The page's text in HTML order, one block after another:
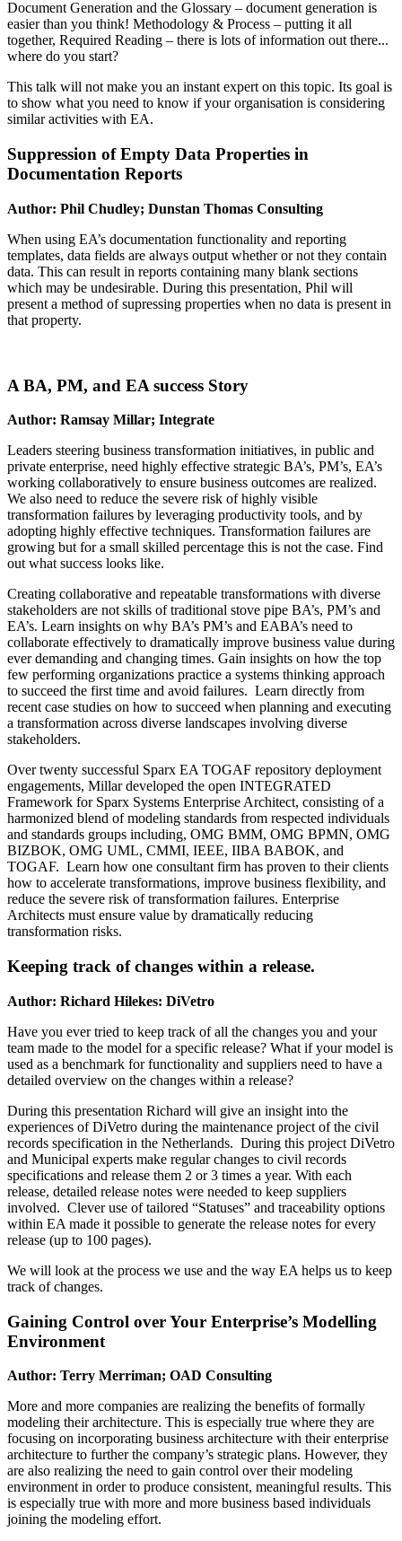
Document Generation and the Glossary – document generation is
easier than you think! Methodology & Process – putting it all
together, Required Reading – there is lots of information out there...
where do you start?
This talk will not make you an instant expert on this topic. Its goal is
to show what you need to know if your organisation is considering
similar activities with EA.
Suppression of Empty Data Properties in
Documentation Reports
Author: Phil Chudley; Dunstan Thomas Consulting
When using EA’s documentation functionality and reporting
templates, data fields are always output whether or not they contain
data. This can result in reports containing many blank sections
which may be undesirable. During this presentation, Phil will
present a method of supressing properties when no data is present in
that property.
A BA, PM, and EA success Story
Author: Ramsay Millar; Integrate
Leaders steering business transformation initiatives, in public and
private enterprise, need highly effective strategic BA’s, PM’s, EA’s
working collaboratively to ensure business outcomes are realized.
We also need to reduce the severe risk of highly visible
transformation failures by leveraging productivity tools, and by
adopting highly effective techniques. Transformation failures are
growing but for a small skilled percentage this is not the case. Find
out what success looks like.
Creating collaborative and repeatable transformations with diverse
stakeholders are not skills of traditional stove pipe BA’s, PM’s and
EA’s. Learn insights on why BA’s PM’s and EABA’s need to
collaborate effectively to dramatically improve business value during
ever demanding and changing times. Gain insights on how the top
few performing organizations practice a systems thinking approach
to succeed the first time and avoid failures. Learn directly from
recent case studies on how to succeed when planning and executing
a transformation across diverse landscapes involving diverse
stakeholders.
Over twenty successful Sparx EA TOGAF repository deployment
engagements, Millar developed the open INTEGRATED
Framework for Sparx Systems Enterprise Architect, consisting of a
harmonized blend of modeling standards from respected individuals
and standards groups including, OMG BMM, OMG BPMN, OMG
BIZBOK, OMG UML, CMMI, IEEE, IIBA BABOK, and
TOGAF. Learn how one consultant firm has proven to their clients
how to accelerate transformations, improve business flexibility, and
reduce the severe risk of transformation failures. Enterprise
Architects must ensure value by dramatically reducing
transformation risks.
Keeping track of changes within a release.
Author: Richard Hilekes: DiVetro
Have you ever tried to keep track of all the changes you and your
team made to the model for a specific release? What if your model is
used as a benchmark for functionality and suppliers need to have a
detailed overview on the changes within a release?
During this presentation Richard will give an insight into the
experiences of DiVetro during the maintenance project of the civil
records specification in the Netherlands. During this project DiVetro
and Municipal experts make regular changes to civil records
specifications and release them 2 or 3 times a year. With each
release, detailed release notes were needed to keep suppliers
involved. Clever use of tailored “Statuses” and traceability options
within EA made it possible to generate the release notes for every
release (up to 100 pages).
We will look at the process we use and the way EA helps us to keep
track of changes.
Gaining Control over Your Enterprise’s Modelling
Environment
Author: Terry Merriman; OAD Consulting
More and more companies are realizing the benefits of formally
modeling their architecture. This is especially true where they are
focusing on incorporating business architecture with their enterprise
architecture to further the company’s strategic plans. However, they
are also realizing the need to gain control over their modeling
environment in order to produce consistent, meaningful results. This
is especially true with more and more business based individuals
joining the modeling effort.